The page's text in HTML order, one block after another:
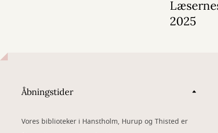
2025
Åbningstider
Vores biblioteker i Hanstholm, Hurup og Thisted er